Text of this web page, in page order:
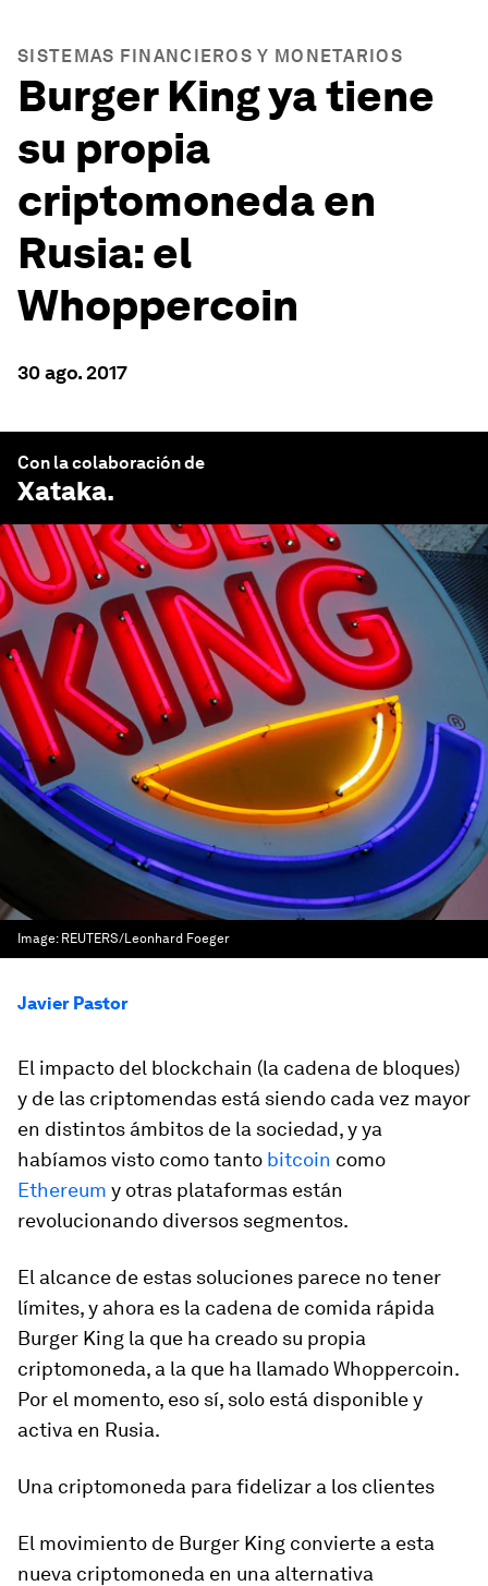
SISTEMAS FINANCIEROS Y MONETARIOS
Burger King ya tiene
su propia
criptomoneda en
Rusia: el
Whoppercoin
30 ago. 2017
Con la colaboración de
Xataka.
Image: REUTERS/Leonhard Foeger
Javier Pastor
El impacto del blockchain (la cadena de bloques)
y de las criptomendas está siendo cada vez mayor
en distintos ámbitos de la sociedad, y ya
habíamos visto como tanto bitcoin como
Ethereum y otras plataformas están
revolucionando diversos segmentos.
El alcance de estas soluciones parece no tener
límites, y ahora es la cadena de comida rápida
Burger King la que ha creado su propia
criptomoneda, a la que ha llamado Whoppercoin.
Por el momento, eso sí, solo está disponible y
activa en Rusia.
Una criptomoneda para fidelizar a los clientes
El movimiento de Burger King convierte a esta
nueva criptomoneda en una alternativa